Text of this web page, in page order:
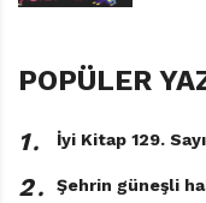
POPÜLER
1․ İyi Kitap 129.
2․ Şehrin güneşli